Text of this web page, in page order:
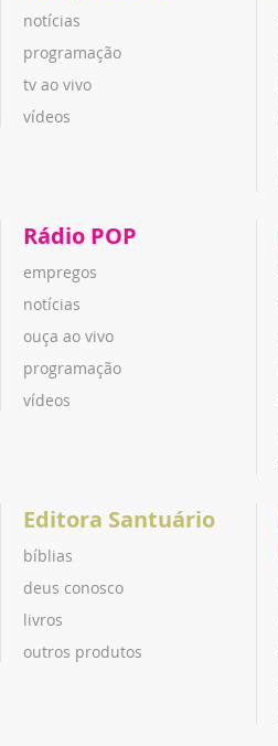
notícias
programação
tv ao vivo
vídeos
Rádio POP
empregos
notícias
ouça ao vivo
programação
vídeos
Editora Santuário
bíblias
deus conosco
livros
outros produtos